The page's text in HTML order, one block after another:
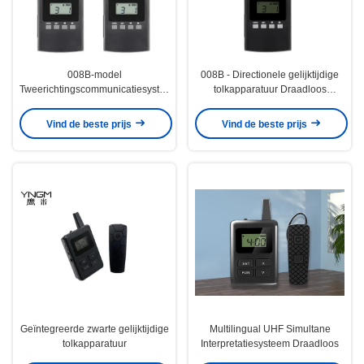
008B-model
Tweerichtingscommunicatiesysteem
Vind de beste prijs
008B - Directionele gelijktijdige
tolkapparatuur Draadloos
Tweerichtings
Vind de beste prijs
Geïntegreerde zwarte gelijktijdige
tolkapparatuur
Multilingual UHF Simultane
Interpretatiesysteem Draadloos